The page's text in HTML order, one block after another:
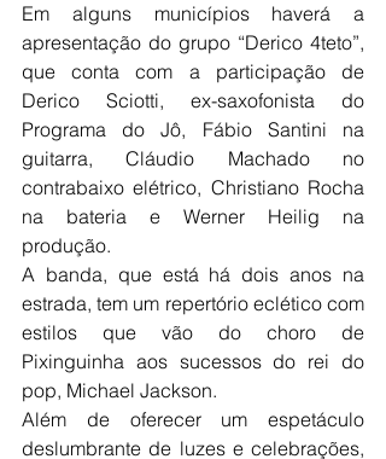
Em alguns municípios haverá a
apresentação do grupo “Derico 4teto”,
que conta com a participação de
Derico Sciotti, ex-saxofonista do
Programa do Jô, Fábio Santini na
guitarra, Cláudio Machado no
contrabaixo elétrico, Christiano Rocha
na bateria e Werner Heilig na
produção.
A banda, que está há dois anos na
estrada, tem um repertório eclético com
estilos que vão do choro de
Pixinguinha aos sucessos do rei do
pop, Michael Jackson.
Além de oferecer um espetáculo
deslumbrante de luzes e celebrações,